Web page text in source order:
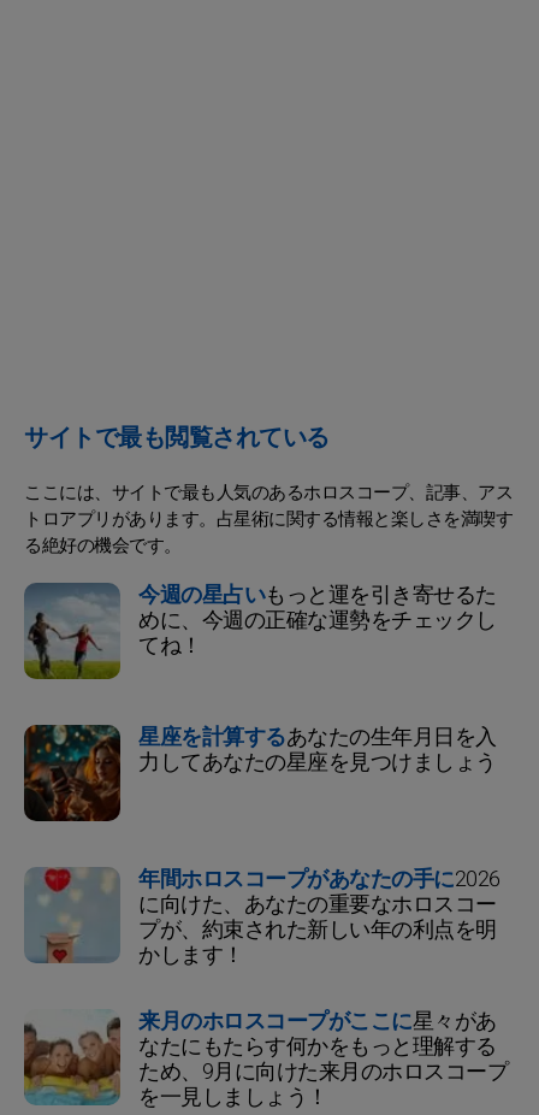
サイトで最も閲覧されている
ここには、サイトで最も人気のあるホロスコープ、記事、アス
トロアプリがあります。占星術に関する情報と楽しさを満喫す
る絶好の機会です。
今週の星占いもっと運を引き寄せるた
めに、今週の正確な運勢をチェックし
てね！
星座を計算するあなたの生年月日を入
力してあなたの星座を見つけましょう
年間ホロスコープがあなたの手に2026
に向けた、あなたの重要なホロスコー
プが、約束された新しい年の利点を明
かします！
来月のホロスコープがここに星々があ
なたにもたらす何かをもっと理解する
ため、9月に向けた来月のホロスコープ
を一見しましょう！